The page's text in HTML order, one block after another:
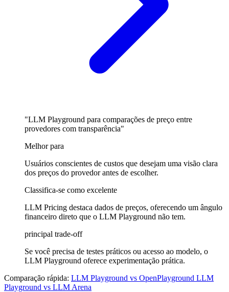
"LLM Playground para comparações de preço entre
provedores com transparência"
Melhor para
Usuários conscientes de custos que desejam uma visão clara
dos preços do provedor antes de escolher.
Classifica-se como excelente
LLM Pricing destaca dados de preços, oferecendo um ângulo
financeiro direto que o LLM Playground não tem.
principal trade-off
Se você precisa de testes práticos ou acesso ao modelo, o
LLM Playground oferece experimentação prática.
Comparação rápida: LLM Playground vs OpenPlayground LLM
Playground vs LLM Arena